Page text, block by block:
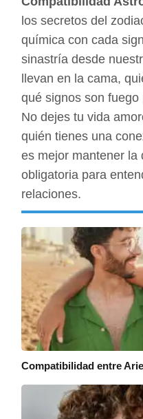
los secretos del
química con cada
sinastría desde
llevan en la cama,
qué signos son
No dejes tu vida
quién tienes una
es mejor mantener la
obligatoria para
relaciones.
Compatibilidad entre